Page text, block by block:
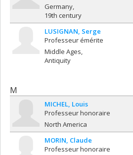
Germany
19th century
LUSIGNAN Serge
Professeur émérite
Middle Ages
Antiquity
M
MICHEL Louis
Professeur honoraire
North America
MORIN Claude
Professeur honoraire